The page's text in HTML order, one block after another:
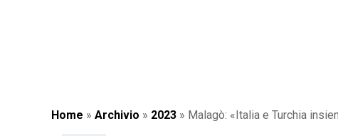
Home » Archivio » 2023 » Malagò: «Italia e Turchia